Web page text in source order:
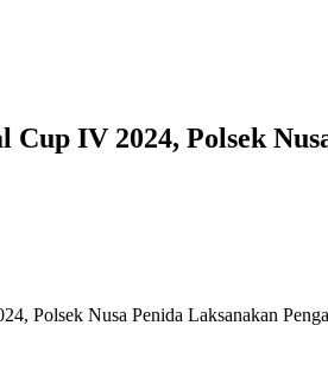
IV 2024, Polsek
Polsek Nusa Penida Laksanakan